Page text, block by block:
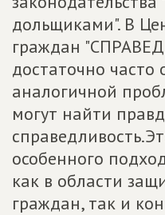
дольщиками". В
граждан
достаточно
аналогичной
могут найти
особенного
как в области
граждан, так и